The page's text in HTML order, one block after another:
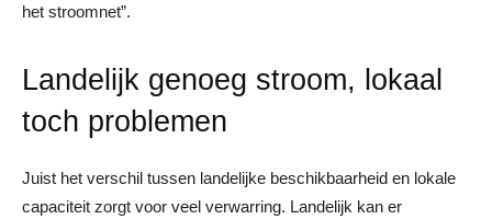
het stroomnet”.
Landelijk genoeg stroom, lokaal
toch problemen
Juist het verschil tussen landelijke beschikbaarheid en lokale
capaciteit zorgt voor veel verwarring. Landelijk kan er